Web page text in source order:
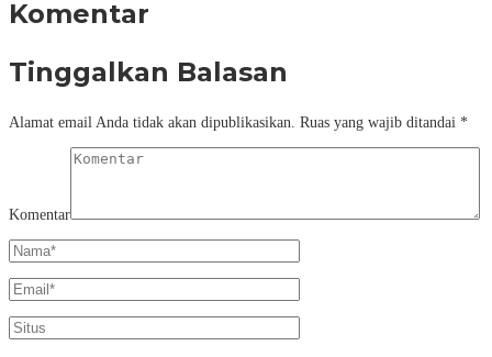
Komentar
Tinggalkan Balasan
Alamat email Anda tidak akan dipublikasikan. Ruas yang wajib ditandai *
Komentar